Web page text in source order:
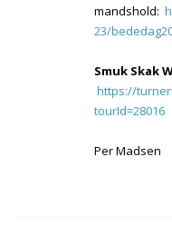
mandshold:
23/
Smuk Skak
https://
tourId=28016
Per Madsen